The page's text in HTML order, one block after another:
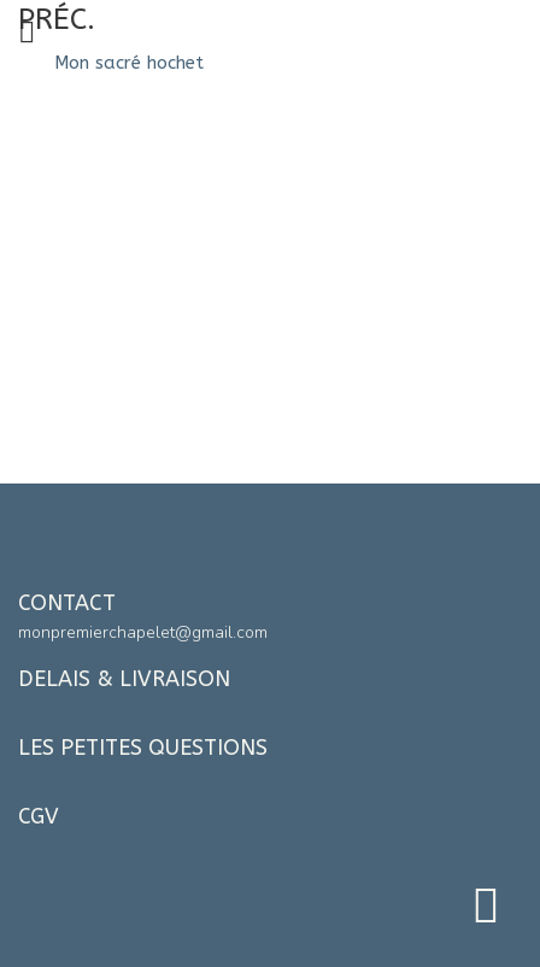
PRÉC.
Mon sacré hochet
CONTACT
monpremierchapelet@gmail.com
DELAIS & LIVRAISON
LES PETITES QUESTIONS
CGV